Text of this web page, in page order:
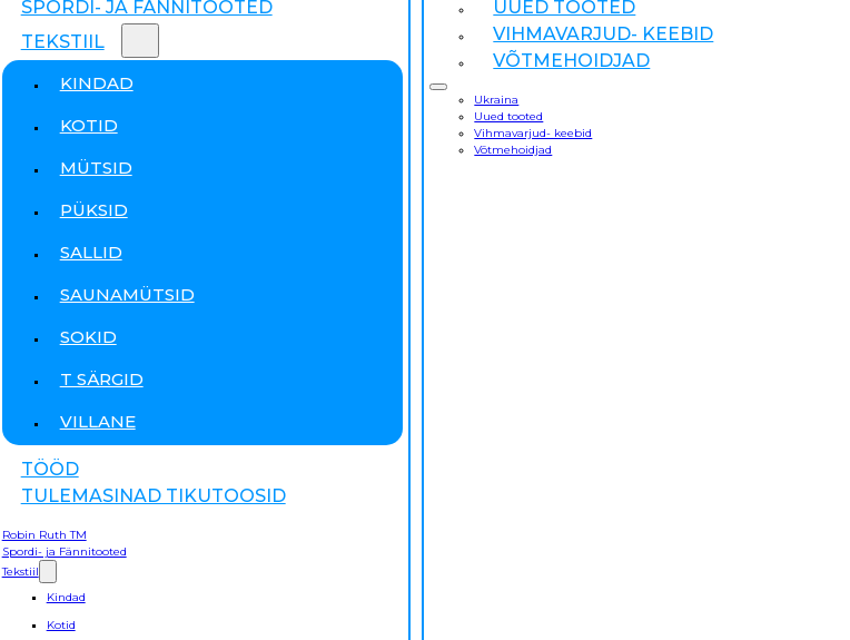
SPORDI- JA FÄNNITOOTED
TEKSTIIL
KINDAD
KOTID
MÜTSID
PÜKSID
SALLID
SAUNAMÜTSID
SOKID
T SÄRGID
VILLANE
TÖÖD
TULEMASINAD TIKUTOOSID
Robin Ruth TM
Spordi- ja Fännitooted
Tekstiil
Kindad
Kotid
UUED TOOTED
VIHMAVARJUD- KEEBID
VÕTMEHOIDJAD
Ukraina
Uued tooted
Vihmavarjud- keebid
Võtmehoidjad